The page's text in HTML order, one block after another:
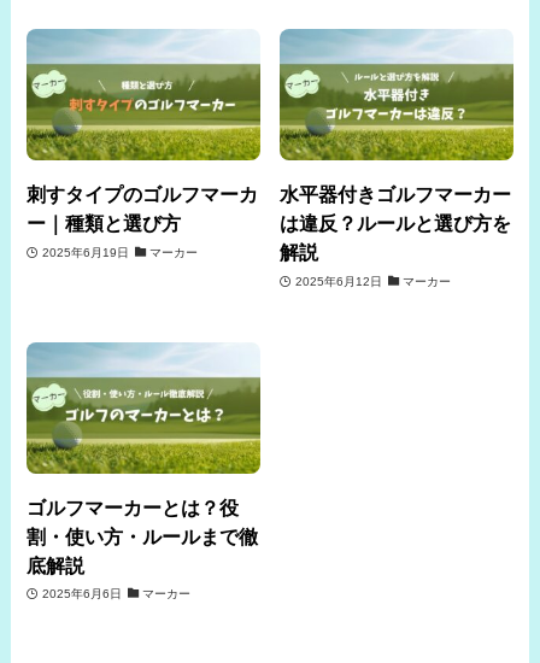
刺すタイプのゴルフマーカ
ー｜種類と選び方
2025年6月19日 マーカー
水平器付きゴルフマーカー
は違反？ルールと選び方を
解説
2025年6月12日 マーカー
ゴルフマーカーとは？役
割・使い方・ルールまで徹
底解説
2025年6月6日 マーカー